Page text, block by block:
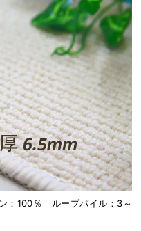
：100％ ループパイル：3～